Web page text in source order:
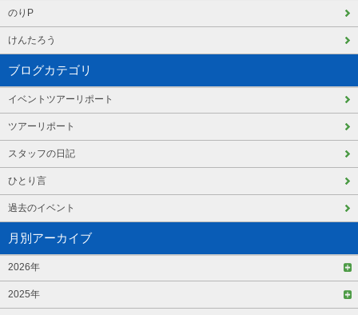
のりP
けんたろう
ブログカテゴリ
イベントツアーリポート
ツアーリポート
スタッフの日記
ひとり言
過去のイベント
月別アーカイブ
2026年
2025年